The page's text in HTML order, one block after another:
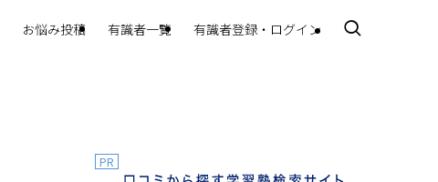
お悩み投稿 有識者一覧 有識者登録・ログイン
PR